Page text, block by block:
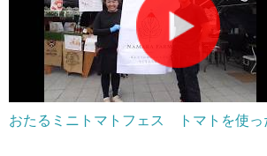
おたるミニトマトフェス トマトを使っ